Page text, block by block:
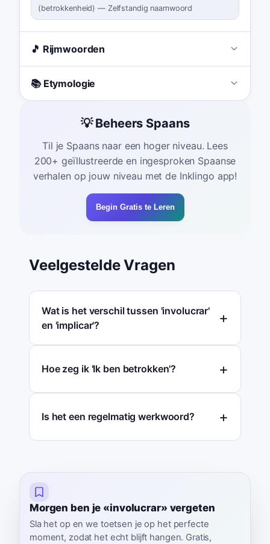
(betrokkenheid) — Zelfstandig naamwoord
🎵 Rijmwoorden
📚 Etymologie
💡 Beheers Spaans
Til je Spaans naar een hoger niveau. Lees
200+ geïllustreerde en ingesproken Spaanse
verhalen op jouw niveau met de Inklingo app!
Begin Gratis te Leren
Veelgestelde Vragen
Wat is het verschil tussen 'involucrar'
en 'implicar'?
Hoe zeg ik 'Ik ben betrokken'?
Is het een regelmatig werkwoord?
Morgen ben je «involucrar» vergeten
Sla het op en we toetsen je op het perfecte
moment, zodat het echt blijft hangen. Gratis,